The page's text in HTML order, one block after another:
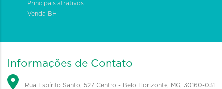
Principais atrativos
Venda BH
Informações de Contato
Rua Espírito Santo, 527 Centro - Belo Horizonte, MG, 30160-031